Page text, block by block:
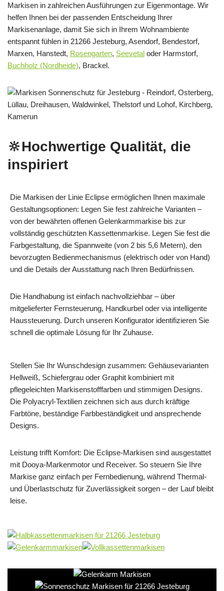
Markisen in zahlreichen Ausführungen zur Eigenmontage. Wir
helfen Ihnen bei der passenden Entscheidung Ihrer
Markisenanlage, damit Sie sich in Ihrem Wohnambiente
entspannt fühlen in 21266 Jesteburg, Asendorf, Bendestorf,
Marxen, Hanstedt, Rosengarten, Seevetal oder Harmstorf,
Buchholz (Nordheide), Brackel.
🔆Hochwertige Qualität, die
inspiriert
Die Markisen der Linie Eclipse ermöglichen Ihnen maximale
Gestaltungsoptionen: Legen Sie fest zahlreiche Varianten –
von der bewährten offenen Gelenkarmmarkise bis zur
vollständig geschützten Kassettenmarkise. Legen Sie fest die
Farbgestaltung, die Spannweite (von 2 bis 5,6 Metern), den
bevorzugten Bedienmechanismus (elektrisch oder von Hand)
und die Details der Ausstattung nach Ihren Bedürfnissen.
Die Handhabung ist einfach nachvollziehbar – über
mitgelieferter Fernsteuerung, Handkurbel oder via intelligente
Haussteuerung. Durch unseren Konfigurator identifizieren Sie
schnell die optimale Lösung für Ihr Zuhause.
Stellen Sie Ihr Wunschdesign zusammen: Gehäusevarianten
Hellweiß, Schiefergrau oder Graphit kombiniert mit
pflegeleichten Markisenstofffarben und stimmigen Designs.
Die Polyacryl-Textilien zeichnen sich aus durch kräftige
Farbtöne, beständige Farbbeständigkeit und ansprechende
Designs.
Leistung trifft Komfort: Die Eclipse-Markisen sind ausgestattet
mit Dooya-Markenmotor und Receiver. So steuern Sie Ihre
Markise ganz einfach per Fernbedienung, während Thermal-
und Überlastschutz für Zuverlässigkeit sorgen – der Lauf bleibt
leise.